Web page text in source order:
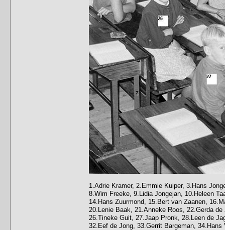
1.Adrie Kramer, 2.Emmie Kuiper, 3.Hans
8.Wim Freeke, 9.Lidia Jongejan, 10.Heleen
14.Hans Zuurmond, 15.Bert van Zaanen,
20.Lenie Baak, 21.Anneke Roos, 22.Gerda
26.Tineke Guit, 27.Jaap Pronk, 28.Leen de
32.Eef de Jong, 33.Gerrit Bargeman, 34.Hans